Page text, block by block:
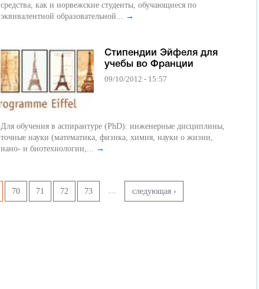
средства, как и норвежские студенты, обучающиеся по
эквивалентной образовательной... →
Стипендии Эйфеля для
учебы во Франции
09/10/2012 - 15:57
Для обучения в аспирантуре (PhD): инженерные дисциплины,
точные науки (математика, физика, химия, науки о жизни,
нано- и биотехнологии,... →
70 71 72 73 следующая ›